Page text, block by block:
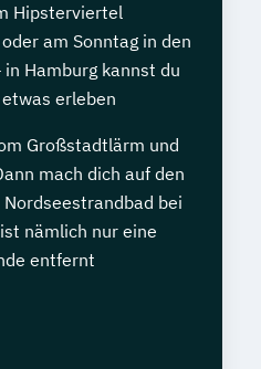
Hipsterviertel
am Sonntag in den
Hamburg kannst du
erleben
Großstadtlärm und
mach dich auf den
bei
nämlich nur eine
entfernt